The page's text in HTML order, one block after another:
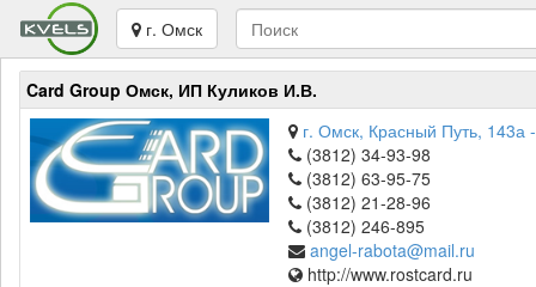
г. Омск
Card Group Омск, ИП Куликов И.В.
г. Омск, Красный Путь, 143а
(3812) 34-93-98
(3812) 63-95-75
(3812) 21-28-96
(3812) 246-895
angel-rabota@mail.ru
http://www.rostcard.ru